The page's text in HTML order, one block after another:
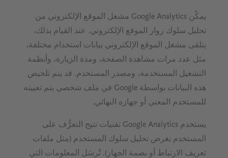
يمكّن Google Analytics مشغل الموقع الإلكتروني من
تحليل سلوك زوار الموقع الإلكتروني. عند القيام بذلك،
يتلقى مشغل الموقع الإلكتروني بيانات استخدام مختلفة،
مثل عدد مرات مشاهدة الصفحة، ومدة الزيارة، وأنظمة
التشغيل المستخدمة، ومصدر المستخدم. قد يتم تلخيص
هذه البيانات بواسطة Google في ملف شخصي يتم تعيينه
للمستخدم المعني أو جهازه النهائي.
يستخدم Google Analytics تقنيات تتيح التعرُّف على
المستخدم بغرض تحليل سلوك المستخدم (مثل ملفات
تعريف الارتباط أو بصمة الجهاز). تُرسَل المعلومات التي